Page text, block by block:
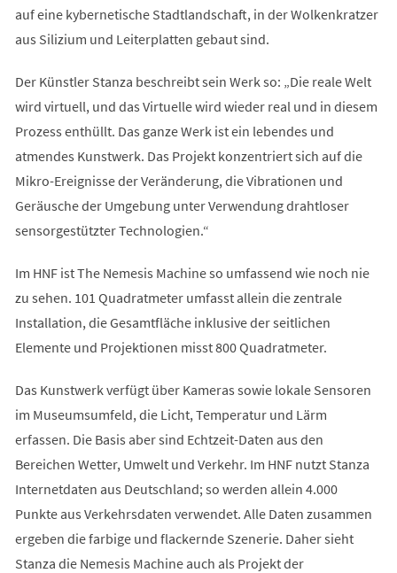
auf eine kybernetische Stadtlandschaft, in der Wolkenkratzer
aus Silizium und Leiterplatten gebaut sind.
Der Künstler Stanza beschreibt sein Werk so: „Die reale Welt
wird virtuell, und das Virtuelle wird wieder real und in diesem
Prozess enthüllt. Das ganze Werk ist ein lebendes und
atmendes Kunstwerk. Das Projekt konzentriert sich auf die
Mikro-Ereignisse der Veränderung, die Vibrationen und
Geräusche der Umgebung unter Verwendung drahtloser
sensorgestützter Technologien.“
Im HNF ist The Nemesis Machine so umfassend wie noch nie
zu sehen. 101 Quadratmeter umfasst allein die zentrale
Installation, die Gesamtfläche inklusive der seitlichen
Elemente und Projektionen misst 800 Quadratmeter.
Das Kunstwerk verfügt über Kameras sowie lokale Sensoren
im Museumsumfeld, die Licht, Temperatur und Lärm
erfassen. Die Basis aber sind Echtzeit-Daten aus den
Bereichen Wetter, Umwelt und Verkehr. Im HNF nutzt Stanza
Internetdaten aus Deutschland; so werden allein 4.000
Punkte aus Verkehrsdaten verwendet. Alle Daten zusammen
ergeben die farbige und flackernde Szenerie. Daher sieht
Stanza die Nemesis Machine auch als Projekt der